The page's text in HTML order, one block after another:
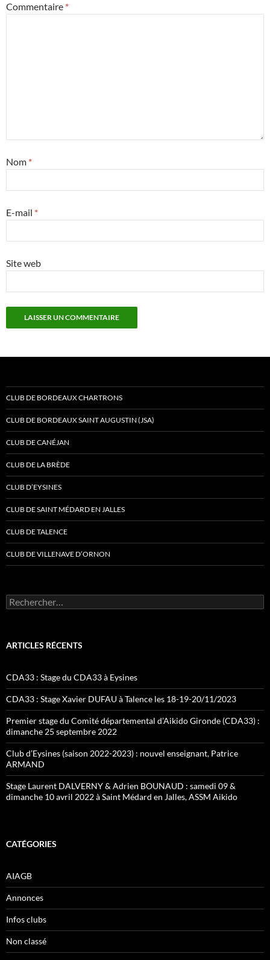
Commentaire *
Nom *
E-mail *
Site web
CLUB DE BORDEAUX CHARTRONS
CLUB DE BORDEAUX SAINT AUGUSTIN (JSA)
CLUB DE CANÉJAN
CLUB DE LA BRÈDE
CLUB D’EYSINES
CLUB DE SAINT MÉDARD EN JALLES
CLUB DE TALENCE
CLUB DE VILLENAVE D’ORNON
Rechercher :
ARTICLES RÉCENTS
CDA33 : Stage du CDA33 à Eysines
CDA33 : Stage Xavier DUFAU à Talence les 18-19-20/11/2023
Premier stage du Comité départemental d’Aikido Gironde (CDA33) :
dimanche 25 septembre 2022
Club d’Eysines (saison 2022-2023) : nouvel enseignant, Patrice
ARMAND
Stage Laurent DALVERNY & Adrien BOUNAUD : samedi 09 &
dimanche 10 avril 2022 à Saint Médard en Jalles, ASSM Aikido
CATÉGORIES
AIAGB
Annonces
Infos clubs
Non classé